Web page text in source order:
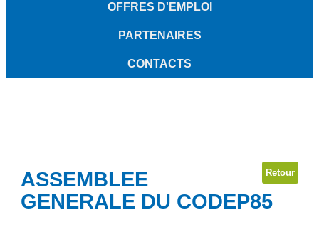
OFFRES D'EMPLOI
PARTENAIRES
CONTACTS
Retour
ASSEMBLEE
GENERALE DU CODEP85